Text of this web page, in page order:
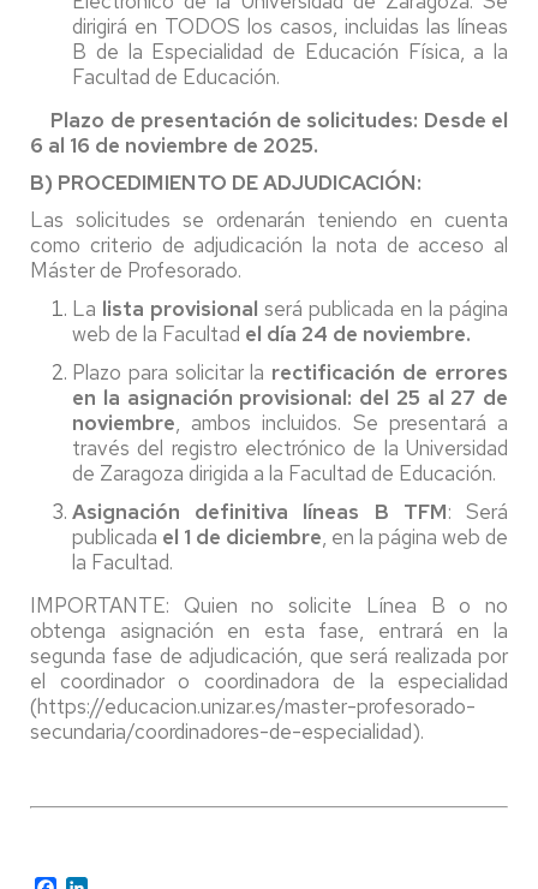
dirigirá en TODOS los casos, incluidas las líneas
B de la Especialidad de Educación Física, a la
Facultad de Educación.
Plazo de presentación de solicitudes: Desde el
6 al 16 de noviembre de 2025.
B) PROCEDIMIENTO DE ADJUDICACIÓN:
Las solicitudes se ordenarán teniendo en cuenta
como criterio de adjudicación la nota de acceso al
Máster de Profesorado.
La lista provisional será publicada en la página
web de la Facultad el día 24 de noviembre.
Plazo para solicitar la rectificación de errores
en la asignación provisional: del 25 al 27 de
noviembre, ambos incluidos. Se presentará a
través del registro electrónico de la Universidad
de Zaragoza dirigida a la Facultad de Educación.
Asignación definitiva líneas B TFM: Será
publicada el 1 de diciembre, en la página web de
la Facultad.
IMPORTANTE: Quien no solicite Línea B o no
obtenga asignación en esta fase, entrará en la
segunda fase de adjudicación, que será realizada por
el coordinador o coordinadora de la especialidad
(https://educacion.unizar.es/master-profesorado-
secundaria/coordinadores-de-especialidad).